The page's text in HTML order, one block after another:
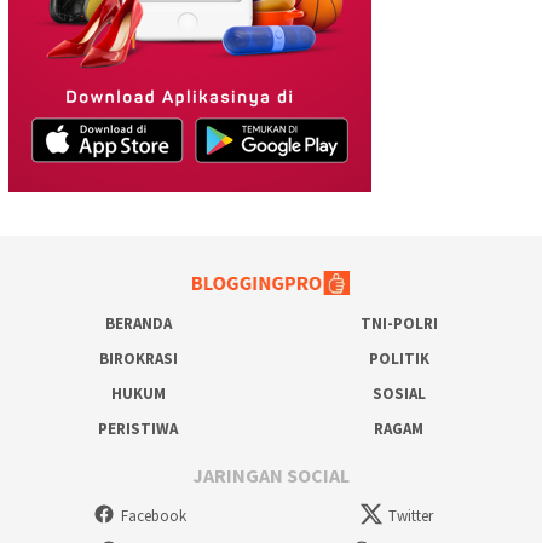
BERANDA
TNI-POLRI
BIROKRASI
POLITIK
HUKUM
SOSIAL
PERISTIWA
RAGAM
JARINGAN SOCIAL
Facebook
Twitter